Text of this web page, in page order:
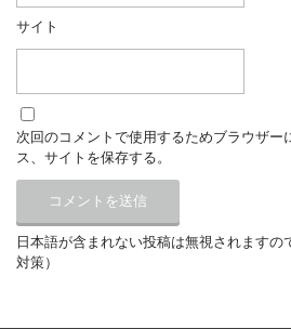
サイト
次回のコメントで使用するためブラウザー
ス、サイトを保存する。
日本語が含まれない投稿は無視されますの
対策）